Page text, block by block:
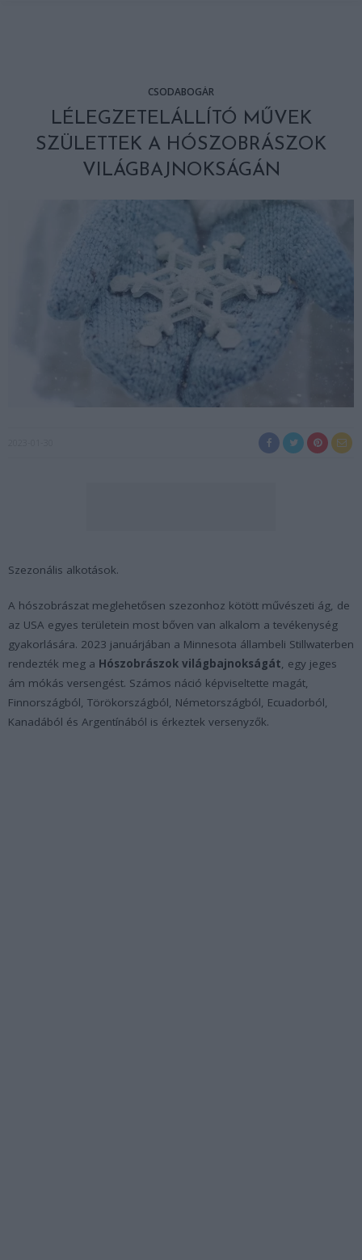
CSODABOGÁR
LÉLEGZETELÁLLÍTÓ MŰVEK
SZÜLETTEK A HÓSZOBRÁSZOK
VILÁGBAJNOKSÁGÁN
Szezonális alkotások.
A hószobrászat meglehetősen szezonhoz kötött művészeti ág, de
az USA egyes területein most bőven van alkalom a tevékenység
gyakorlására. 2023 januárjában a Minnesota állambeli Stillwaterben
rendezték meg a Hószobrászok világbajnokságát, egy jeges
ám mókás versengést. Számos náció képviseltette magát,
Finnországból, Törökországból, Németországból, Ecuadorból,
Kanadából és Argentínából is érkeztek versenyzők.